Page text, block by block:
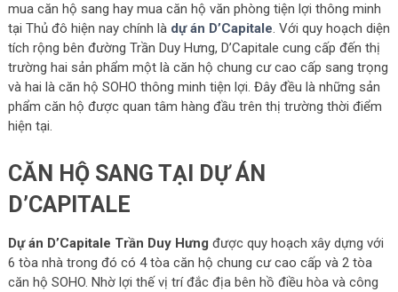
mua căn hộ sang hay mua căn hộ văn phòng tiện lợi thông minh
tại Thủ đô hiện nay chính là dự án D’Capitale. Với quy hoạch diện
tích rộng bên đường Trần Duy Hưng, D’Capitale cung cấp đến thị
trường hai sản phẩm một là căn hộ chung cư cao cấp sang trọng
và hai là căn hộ SOHO thông minh tiện lợi. Đây đều là những sản
phẩm căn hộ được quan tâm hàng đầu trên thị trường thời điểm
hiện tại.
CĂN HỘ SANG TẠI DỰ ÁN
D’CAPITALE
Dự án D’Capitale Trần Duy Hưng được quy hoạch xây dựng với
6 tòa nhà trong đó có 4 tòa căn hộ chung cư cao cấp và 2 tòa
căn hộ SOHO. Nhờ lợi thế vị trí đắc địa bên hồ điều hòa và công